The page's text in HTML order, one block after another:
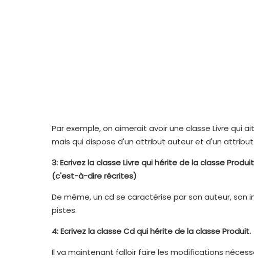
Par exemple, on aimerait avoir une classe Livre qui
mais qui dispose d'un attribut auteur et d'un
3: Ecrivez la classe Livre qui hérite de la classe
(c'est-à-dire récrites)
De même, un cd se caractérise par son auteur,
pistes.
4: Ecrivez la classe Cd qui hérite de la classe Produit.
Il va maintenant falloir faire les modifications